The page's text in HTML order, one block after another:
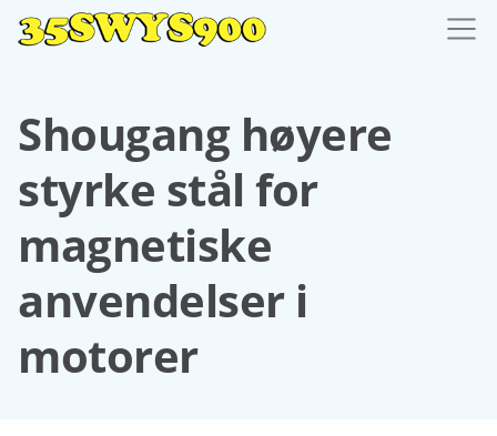
Shougang høyere
styrke stål for
magnetiske
anvendelser i
motorer